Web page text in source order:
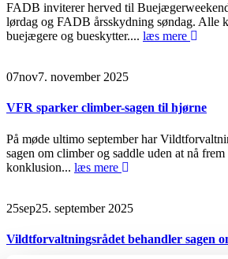
FADB inviterer herved til
lørdag og FADB årsskydning søndag. Alle
buejægere og bueskytter.... læs mere
07nov7. november 2025
VFR sparker climber-sagen til hjørne
På møde ultimo september har
sagen om climber og saddle uden at nå
konklusion... læs mere
25sep25. september 2025
Vildtforvaltningsrådet behandler sagen